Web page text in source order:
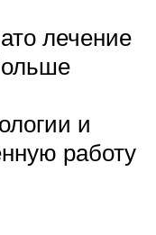
лечение
и
работу